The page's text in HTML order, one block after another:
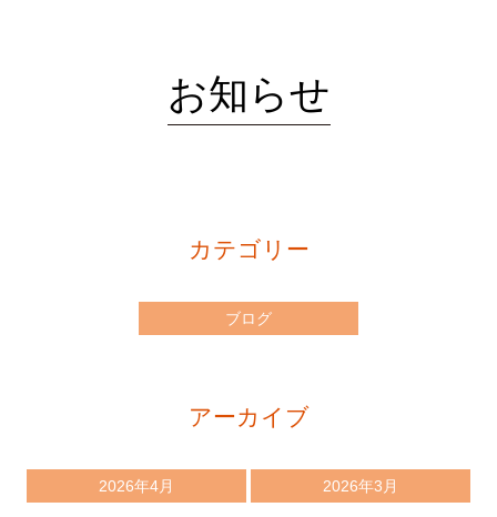
お知らせ
カテゴリー
ブログ
アーカイブ
2026年4月 2026年3月